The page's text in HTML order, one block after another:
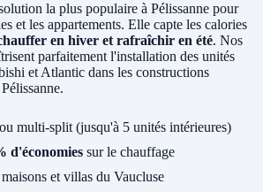
la plus populaire à Pélissanne pour
et les appartements. Elle capte les calories
en hiver et rafraîchir en été. Nos
parfaitement l'installation des unités
et Atlantic dans les constructions
multi-split (jusqu'à 5 unités intérieures)
d'économies sur le chauffage
et villas du Vaucluse